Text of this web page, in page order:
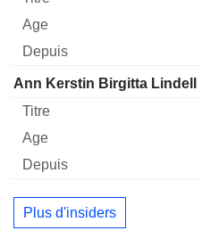
Ann Kerstin Birgitta Lindell
Plus d'insiders